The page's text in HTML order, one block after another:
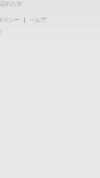
れた方
リシー ｜
ヘルプ